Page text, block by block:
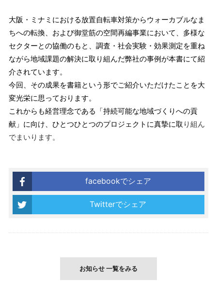
大阪・ミナミにおける放置自転車対策からウォーカブルなま
ちへの転換、および御堂筋の空間再編事業において、多様な
セクターとの協働のもと、調査・社会実験・効果測定を重ね
ながら地域課題の解決に取り組んだ弊社の事例が本書にて紹
介されています。
今回、その成果を書籍という形でご紹介いただけたことを大
変光栄に思っております。
これからも経営理念である「持続可能な地域づくりへの貢
献」に向け、ひとつひとつのプロジェクトに真摯に取 り組ん
でまいります。
facebookでシェア
Twitterでシェア
お知らせ 一覧をみる